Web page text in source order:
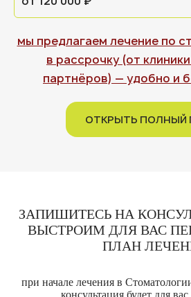
мы предлагаем лечение по
в рассрочку (от
партнёров) — удобно и
ОТКРЫТЬ ПОЛНЫЙ
ЗАПИШИТЕСЬ НА
ВЫСТРОИМ ДЛЯ ВАС
ПЛАН
при начале лечения в